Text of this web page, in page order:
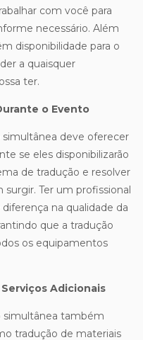
com você para
necessário. Além
disponibilidade para o
a quaisquer
ter.
o Evento
deve oferecer
se eles disponibilizarão
de tradução e resolver
Ter um profissional
na qualidade da
que a tradução
os equipamentos
Adicionais
simultânea também
tradução de materiais